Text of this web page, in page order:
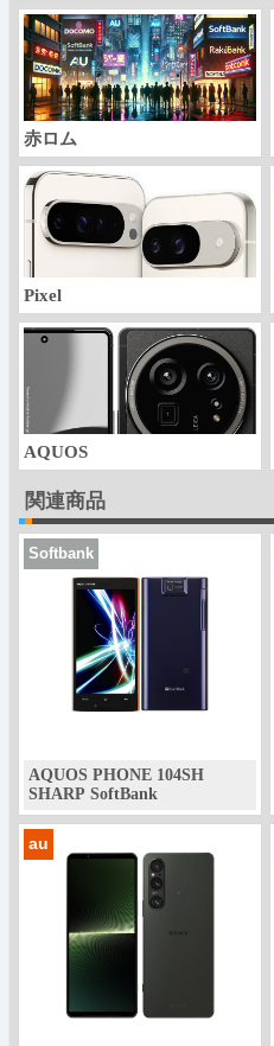
赤ロム
Pixel
AQUOS
関連商品
Softbank
AQUOS PHONE 104SH
SHARP SoftBank
au